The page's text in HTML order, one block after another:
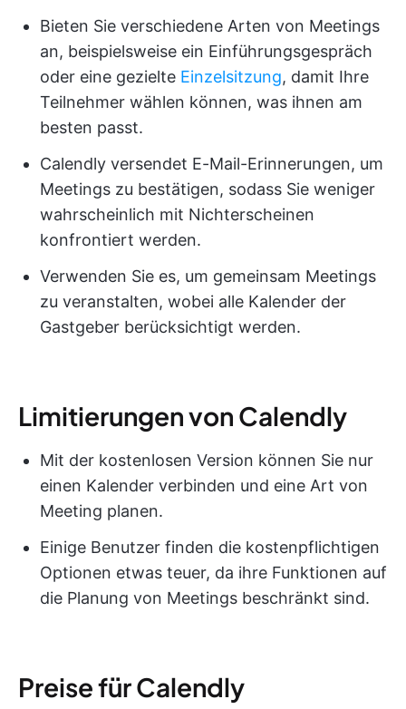
Bieten Sie verschiedene Arten von Meetings
an, beispielsweise ein Einführungsgespräch
oder eine gezielte Einzelsitzung, damit Ihre
Teilnehmer wählen können, was ihnen am
besten passt.
Calendly versendet E-Mail-Erinnerungen, um
Meetings zu bestätigen, sodass Sie weniger
wahrscheinlich mit Nichterscheinen
konfrontiert werden.
Verwenden Sie es, um gemeinsam Meetings
zu veranstalten, wobei alle Kalender der
Gastgeber berücksichtigt werden.
Limitierungen von Calendly
Mit der kostenlosen Version können Sie nur
einen Kalender verbinden und eine Art von
Meeting planen.
Einige Benutzer finden die kostenpflichtigen
Optionen etwas teuer, da ihre Funktionen auf
die Planung von Meetings beschränkt sind.
Preise für Calendly